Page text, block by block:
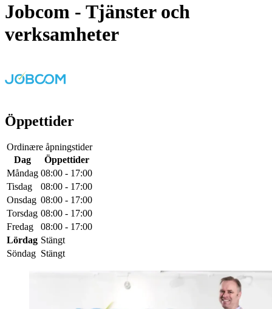
Jobcom - Tjänster och
verksamheter
Öppettider
Ordinære åpningstider
Dag
Öppettider
Måndag 08:00 - 17:00
Tisdag
08:00 - 17:00
Onsdag 08:00 - 17:00
Torsdag 08:00 - 17:00
Fredag
08:00 - 17:00
Lördag Stängt
Söndag Stängt